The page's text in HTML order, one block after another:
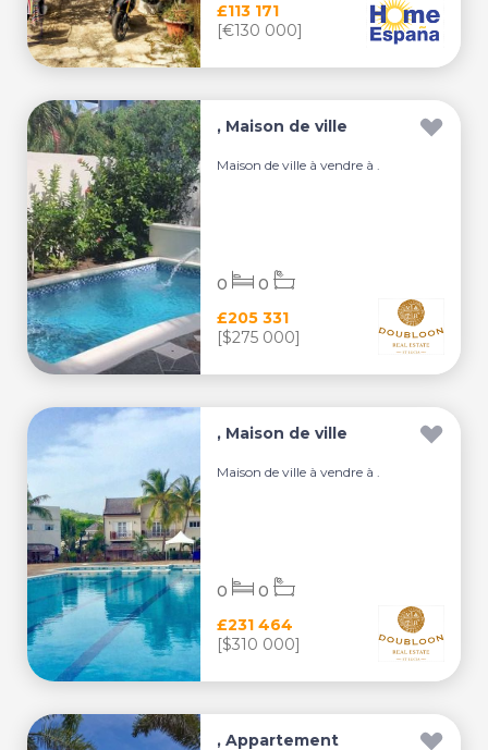
£113 171
[€130 000]
, Maison de ville
Maison de ville à vendre à .
£205 331
[$275 000]
0 0
, Maison de ville
Maison de ville à vendre à .
£231 464
[$310 000]
0 0
, Appartement